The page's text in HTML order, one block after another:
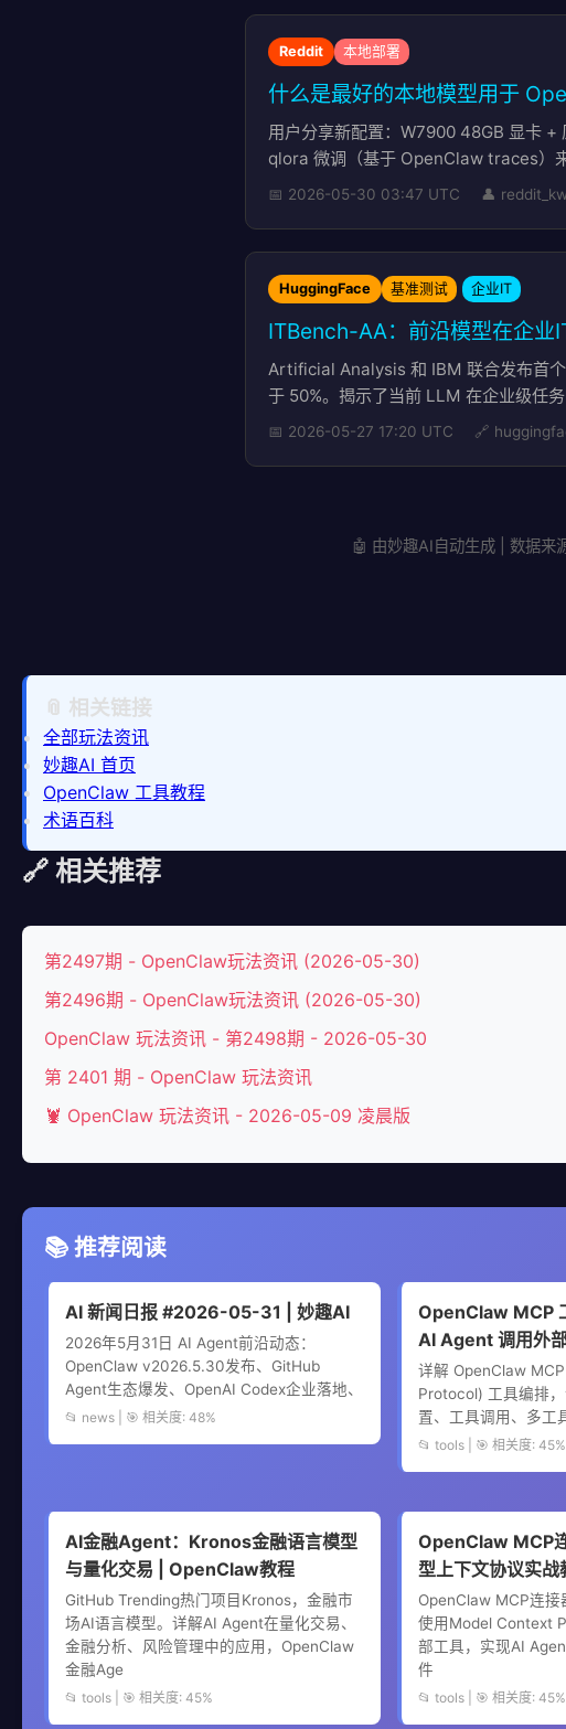
Reddit 本地部署
什么是最好的本地模型用于
用户分享新配置：W7900 48GB 显卡
qlora 微调（基于 OpenClaw traces）
📅 2026-05-30 03:47 UTC 👤
HuggingFace 基准测试 企业IT
ITBench-AA：前沿模型在企业
Artificial Analysis 和 IBM 联合发布首
于 50%。揭示了当前 LLM 在企业级任务
📅 2026-05-27 17:20 UTC 🔗
🤖 由妙趣AI自动生成 | 数据
📎 相关链接
全部玩法资讯
妙趣AI 首页
OpenClaw 工具教程
术语百科
🔗 相关推荐
第2497期 - OpenClaw玩法资讯 (2026-05-30)
第2496期 - OpenClaw玩法资讯 (2026-05-30)
OpenClaw 玩法资讯 - 第2498期 - 2026-05-30
第 2401 期 - OpenClaw 玩法资讯
🦞 OpenClaw 玩法资讯 - 2026-05-09 凌晨版
📚 推荐阅读
AI 新闻日报 #2026-05-31 | 妙趣AI
2026年5月31日 AI Agent前沿动态：
OpenClaw v2026.5.30发布、GitHub
Agent生态爆发、OpenAI Codex企业落地、
📂 news | 🎯 相关度: 48%
OpenClaw MCP
AI Agent 调用外
详解 OpenClaw
Protocol) 工具编排
置、工具调用、多工
📂 tools | 🎯 相关度: 45%
AI金融Agent：Kronos金融语言模型
与量化交易 | OpenClaw教程
GitHub Trending热门项目Kronos，金融市
场AI语言模型。详解AI Agent在量化交易、
金融分析、风险管理中的应用，OpenClaw
金融Age
📂 tools | 🎯 相关度: 45%
OpenClaw MCP
型上下文协议实
OpenClaw MCP连
使用Model Context
部工具，实现AI
件
📂 tools | 🎯 相关度: 45%